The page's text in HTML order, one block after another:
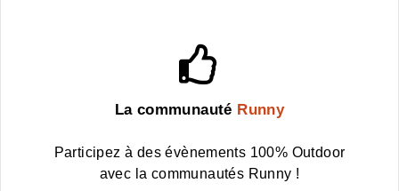
La communauté Runny
Participez à des évènements 100% Outdoor
avec la communautés Runny !